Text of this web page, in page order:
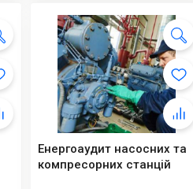
Енергоаудит насосних та
компресорних станцій